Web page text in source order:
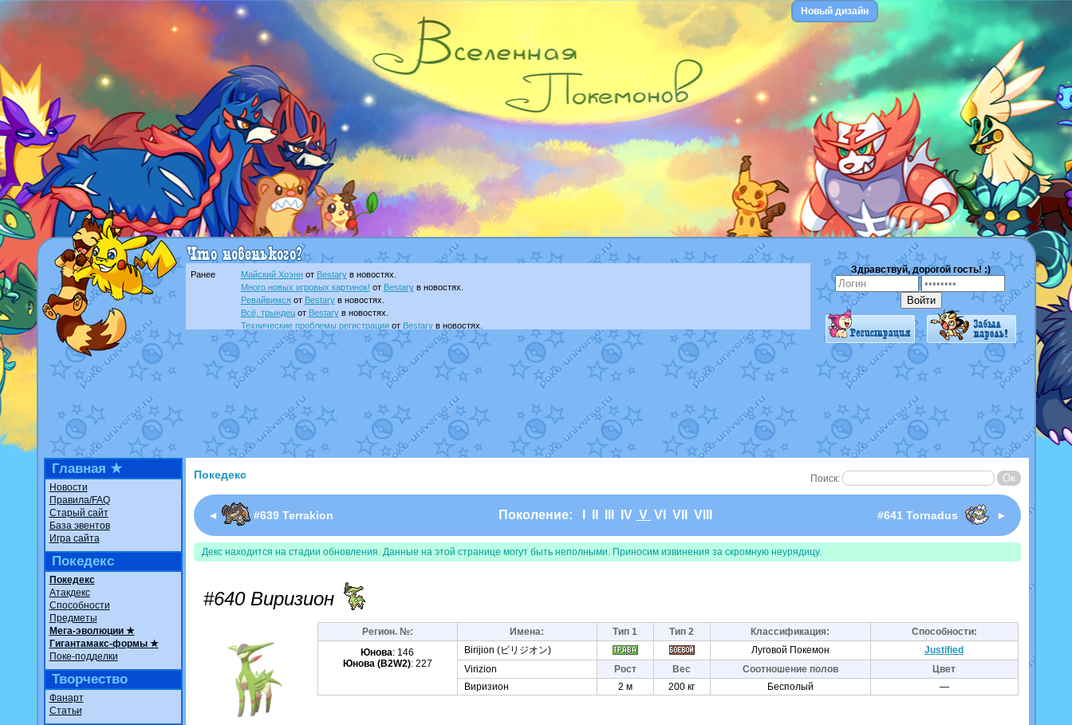
Новый дизайн
Ранее Майский Хоэннот Bestaryв новостях.
Много новых игровых картинок! от Bestaryв новостях.
Ревайвимсяот Bestaryв новостях.
Всё, трындецот Bestaryв новостях.
Технические проблемы регистрацииот Bestaryв новостях.
доброе утро славянеот Dakkuв фанарте.
Йолда и МимикьюотMavisNyanCat
в фанарте.
Недовольный котомангуст
отRandomon
в фанарте.
The Dark Wishmakerот Randomon
в фанарте.
в фанарте.
ilovearceus
Raging Boltот GraceDaFox
в фанарте.
Shadow mismagiusот
в фанарте.
художник
отvicavica в фанарте.
Здравствуй, дорогой гость! :)
Главная ★
Новости
Правила/FAQ
Старый сайт
База эвентов
Игра сайта
Покедекс
Покедекс
Атакдекс
Способности
Предметы
Мега-эволюции ★
Гигантамакс-формы ★
Поке-подделки
Творчество
Фанарт
Статьи
Поиск:
Покедекс
◄ #639 Terrakion Поколение: IV V VI VII VIII #641 Tornadus ►
Декс находится на стадии обновления. Данные на этой странице могут быть неполными. Приносим извинения за скромную неурядицу.
#640 Виризион
Регион. №: Имена: Тип 1 Тип 2 Классификация:
Способности:
Юнова: 146
Юнова (B2W2): 227
Birijion (ビリジオン) Луговой Покемон
Justified
Virizion
Рост Вес Соотношение полов
Цвет
Виризион
2 м 200 кг Бесполый —